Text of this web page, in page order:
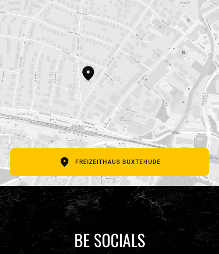
SCHREIB UNS
Vor- und Nachname
E-Mail Adresse
Betreff
FREIZEITHAUS BUXTEHUDE
BE SOCIALS